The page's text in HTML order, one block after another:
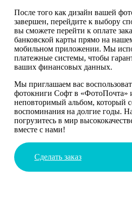
После того как дизайн вашей
завершен, перейдите к выбору
вы сможете перейти к оплате
банковской карты прямо на
мобильном приложении. Мы
платежные системы, чтобы
ваших финансовых данных.
Мы приглашаем вас
фотокниги Софт в «ФотоПочта»
неповторимый альбом, который
воспоминания на долгие годы.
погрузитесь в мир
вместе с нами!
Сделать заказ